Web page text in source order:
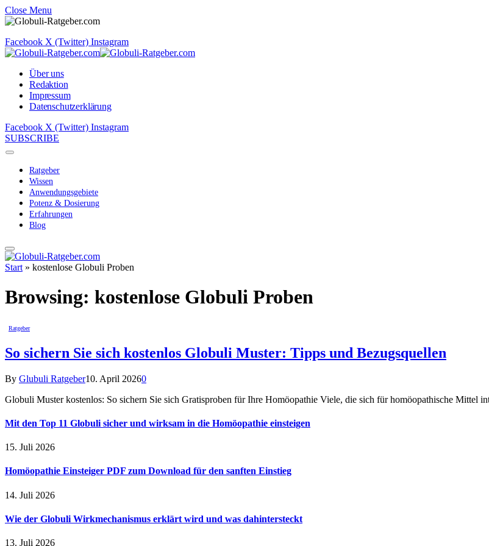
Close Menu
Facebook X (Twitter) Instagram
Über uns
Redaktion
Impressum
Datenschutzerklärung
Facebook X (Twitter) Instagram
SUBSCRIBE
Ratgeber
Wissen
Anwendungsgebiete
Potenz & Dosierung
Erfahrungen
Blog
Start » kostenlose Globuli Proben
Browsing: kostenlose Globuli Proben
Ratgeber
So sichern Sie sich kostenlos Globuli Muster: Tipps und Bezugsquellen
By Glubuli Ratgeber10. April 20260
Globuli Muster kostenlos: So sichern Sie sich Gratisproben für Ihre Homöopathie Viele, die sich für homöopathische Mittel
Mit den Top 11 Globuli sicher und wirksam in die Homöopathie einsteigen
15. Juli 2026
Homöopathie Einsteiger PDF zum Download für den sanften Einstieg
14. Juli 2026
Wie der Globuli Wirkmechanismus erklärt wird und was dahintersteckt
13. Juli 2026